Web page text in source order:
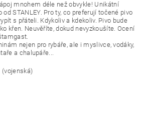
mnohem déle než obvykle! Unikátní
STANLEY. Pro ty, co preferují točené pivo
s přáteli. Kdykoliv a kdekoliv. Pivo bude
křen. Neuvěříte, dokud nevyzkoušíte. Ocení
nejen pro rybáře, ale i myslivce, vodáky,
a chalupáře...
(vojenská)